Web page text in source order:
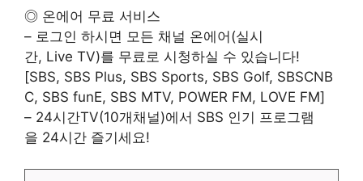
◎ 온에어 무료 서비스
– 로그인 하시면 모든 채널 온에어(실시
간, Live TV)를 무료로 시청하실 수 있습니다!
[SBS, SBS Plus, SBS Sports, SBS Golf, SBSCNB
C, SBS funE, SBS MTV, POWER FM, LOVE FM]
– 24시간TV(10개채널)에서 SBS 인기 프로그램
을 24시간 즐기세요!